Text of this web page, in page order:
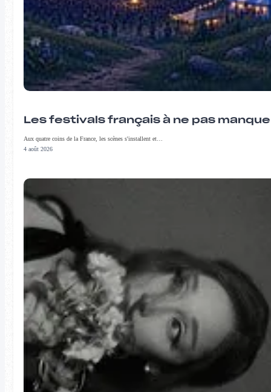
Les festivals français à ne pas
Aux quatre coins de la France, les scènes s'installent et…
4 août 2026